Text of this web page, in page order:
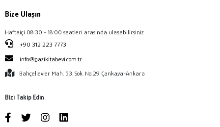
Bize Ulaşın
Haftaiçi 08:30 - 18:00 saatleri arasında ulaşabilirsiniz.
+90 312 223 7773
info@gazikitabevi.com.tr
Bahçelievler Mah. 53. Sok. No:29 Çankaya-Ankara
Bizi Takip Edin